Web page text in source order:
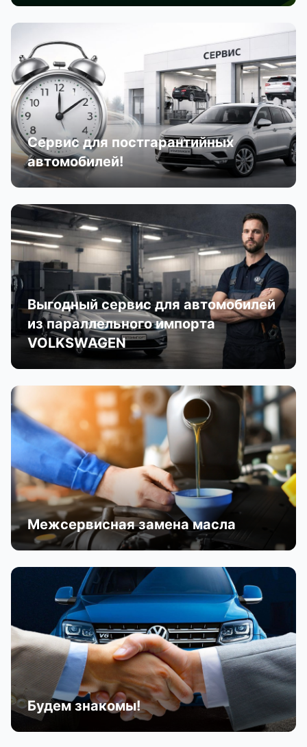
Сервис для постгарантийных
автомобилей!
Выгодный сервис для автомобилей
из параллельного импорта
VOLKSWAGEN
Межсервисная замена масла
Будем знакомы!